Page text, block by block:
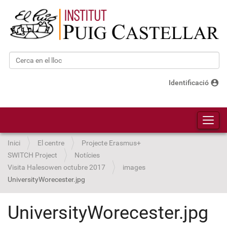
Cerca
Identificació account_circle
Inici El centre
Projecte Erasmus+
SWITCH Project
Notícies
Visita Halesowen octubre 2017
images
UniversityWorecester.jpg
UniversityWorecester.jpg